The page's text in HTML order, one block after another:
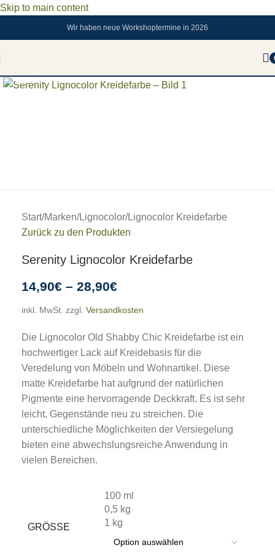
Skip to main content
Wir haben neue Workshoptermine in 2026
Start/Marken/Lignocolor/Lignocolor Kreidefarbe
Zurück zu den Produkten
Serenity Lignocolor Kreidefarbe
14,90€ – 28,90€
inkl. MwSt. zzgl. Versandkosten
Die Lignocolor Old Shabby Chic Kreidefarbe ist ein
hochwertiger Lack auf Kreidebasis für die
Veredelung von Möbeln und Wohnartikel. Diese
matte Kreidefarbe hat aufgrund der natürlichen
Pigmente eine hervorragende Deckkraft. Es ist sehr
leicht, Gegenstände neu zu streichen. Die
unterschiedliche Möglichkeiten der Versiegelung
bieten eine abwechslungsreiche Anwendung in
vielen Bereichen.
GRÖSSE
100 ml
0,5 kg
1 kg